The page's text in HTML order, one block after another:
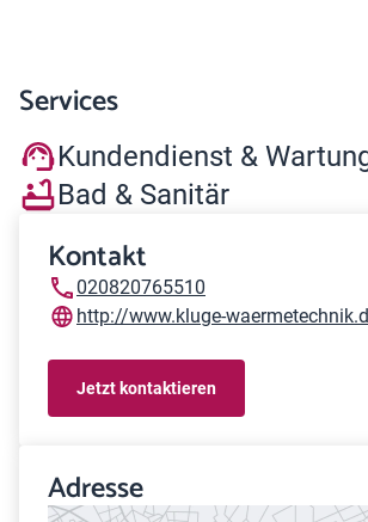
Services
Kundendienst &
Bad & Sanitär
Kontakt
020820765510
http://www.kluge-
Jetzt kontaktieren
Adresse